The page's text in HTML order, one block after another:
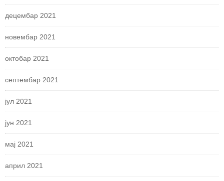
децембар 2021
новембар 2021
октобар 2021
септембар 2021
јул 2021
јун 2021
мај 2021
април 2021